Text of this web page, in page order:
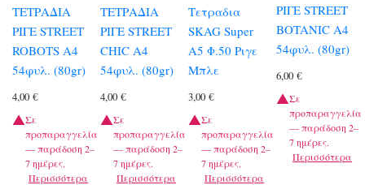
ΤΕΤΡΑΔΙΑ
ΡΙΓΕ STREET
ROBOTS A4
54φυλ. (80gr)
4,00 €
Σε
προπαραγγελία
— παράδοση 2–
7 ημέρες.
Περισσότερα
ΤΕΤΡΑΔΙΑ
ΡΙΓΕ STREET
CHIC A4
54φυλ. (80gr)
4,00€
Σε
προπαραγγελία
— παράδοση 2–
7 ημέρες.
Περισσότερα
Τετραδια
SKAG Super
Α5 Φ.50 Ριγε
Μπλε
3,00€
Σε
προπαραγγελία
— παράδοση 2–
7 ημέρες.
Περισσότερα
ΡΙΓΕ STREET
BOTANIC A4
54φυλ. (80gr)
6,00€
Σε
προπαραγγελία
— παράδοση 2–
7 ημέρες.
Περισσότερα